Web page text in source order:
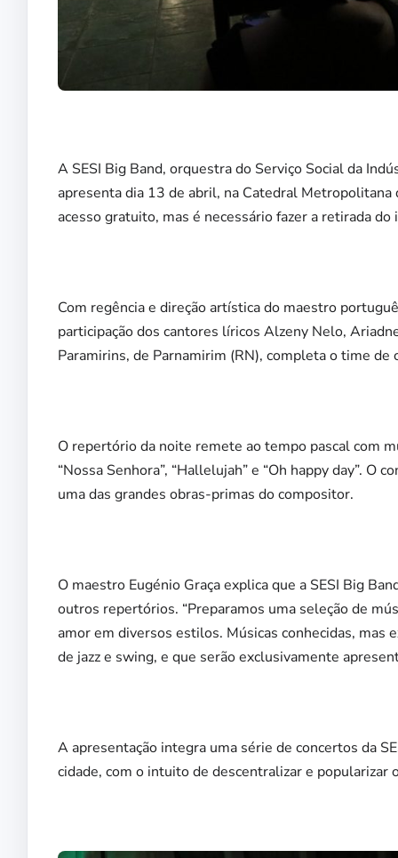
A SESI Big Band, orquestra do Serviço Social da
apresenta dia 13 de abril, na Catedral Metropolitana
acesso gratuito, mas é necessário fazer a retirada
Com regência e direção artística do maestro
participação dos cantores líricos Alzeny Nelo,
Paramirins, de Parnamirim (RN), completa o time de
O repertório da noite remete ao tempo pascal com
“Nossa Senhora”, “Hallelujah” e “Oh happy day”. O
uma das grandes obras-primas do compositor.
O maestro Eugénio Graça explica que a SESI Big
outros repertórios. “Preparamos uma seleção de
amor em diversos estilos. Músicas conhecidas, mas
de jazz e swing, e que serão exclusivamente
A apresentação integra uma série de concertos da
cidade, com o intuito de descentralizar e popularizar